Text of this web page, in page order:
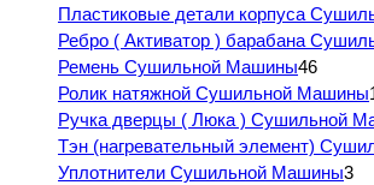
Пластиковые детали корпуса
Ребро ( Активатор ) барабана
Ремень Сушильной Машины46
Ролик натяжной Сушильной Машины
Ручка дверцы ( Люка ) Сушильной
Тэн (нагревательный элемент)
Уплотнители Сушильной Машины3